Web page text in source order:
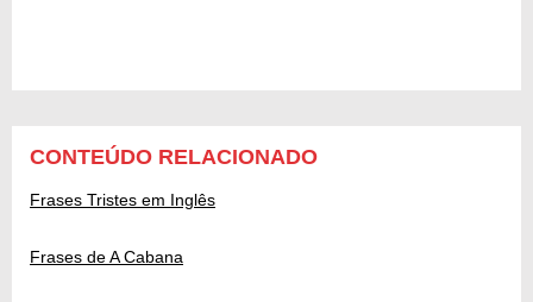
CONTEÚDO RELACIONADO
Frases Tristes em Inglês
Frases de A Cabana